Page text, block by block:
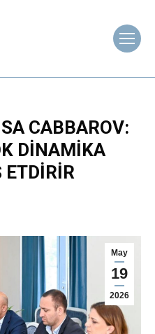
CABBAROV:
DINAMIKA
ETDIRIR
May
19
2026